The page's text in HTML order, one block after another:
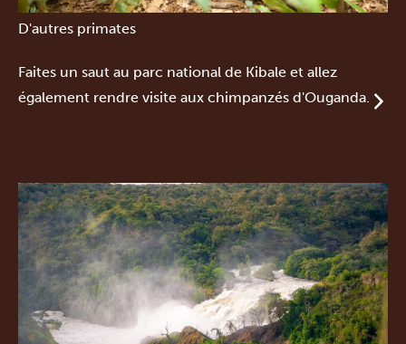
D'autres primates
Faites un saut au parc national de Kibale et allez
également rendre visite aux chimpanzés d'Ouganda.